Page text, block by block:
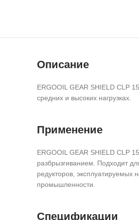
Описание
ERGOOIL GEAR SHIELD CLP
средних и высоких нагрузках.
Применение
ERGOOIL GEAR SHIELD CLP
разбрызгиванием. Подходит
редукторов, эксплуатируемых
промышленности.
Спецификации